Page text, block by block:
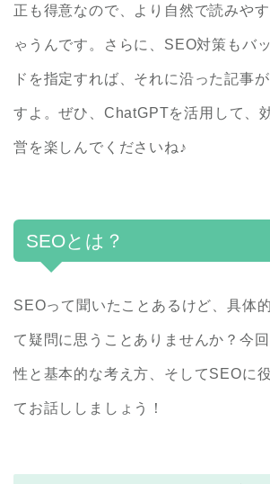
正も得意なので、より自然で読みや
ゃうんです。さらに、SEO対策もバ
ドを指定すれば、それに沿った記事
すよ。ぜひ、ChatGPTを活用して、
営を楽しんでくださいね♪
SEOとは？
SEOって聞いたことあるけど、具体
て疑問に思うことありませんか？今
性と基本的な考え方、そしてSEOに
てお話ししましょう！